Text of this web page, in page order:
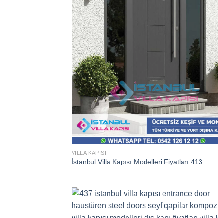
VILLA KAPISI
İstanbul Villa Kapısı Modelleri Fiyatları 413